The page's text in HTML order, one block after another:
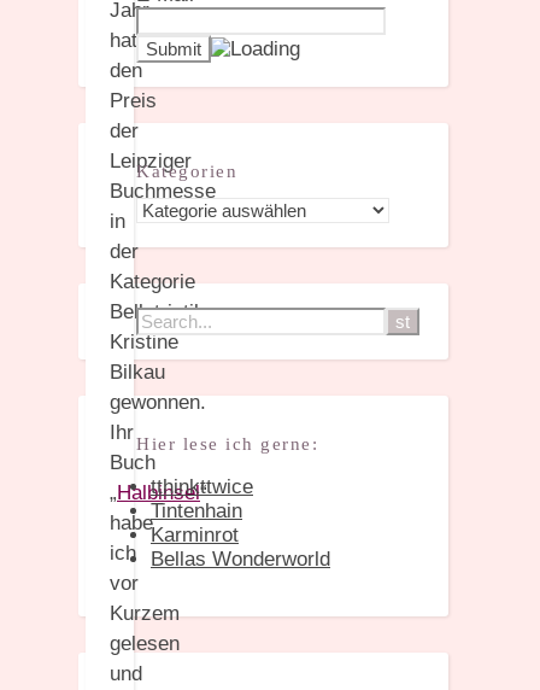
Jahr
hat
den
Preis
der
Leipziger
Buchmesse
in
der
Kategorie
Belletristik
Kristine
Bilkau
gewonnen.
Ihr
Buch
„Halbinsel“
habe
ich
vor
Kurzem
gelesen
und
Kategorien
Kategorien
Hier lese ich gerne:
tthinkttwice
Tintenhain
Karminrot
Bellas Wonderworld